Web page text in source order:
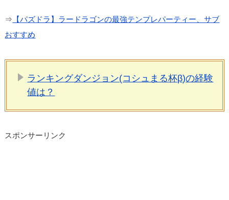
⇒ 【パズドラ】ラードラゴンの最強テンプレパーティー、サブ
おすすめ
ランキングダンジョン(コシュまる杯β)の経験
値は？
スポンサーリンク